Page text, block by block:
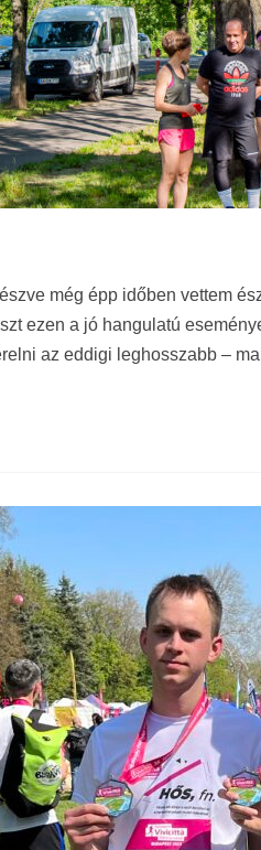
még épp időben vettem
ezen a jó hangulatú
az eddigi leghosszabb –